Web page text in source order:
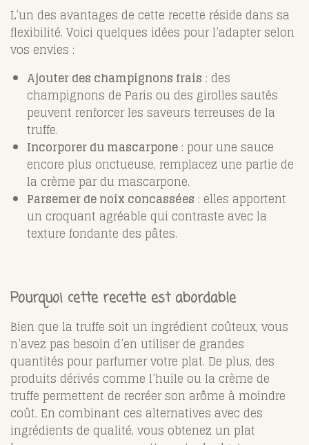
L’un des avantages de cette recette réside dans sa
flexibilité. Voici quelques idées pour l’adapter selon
vos envies :
Ajouter des champignons frais : des
champignons de Paris ou des girolles sautés
peuvent renforcer les saveurs terreuses de la
truffe.
Incorporer du mascarpone : pour une sauce
encore plus onctueuse, remplacez une partie de
la crème par du mascarpone.
Parsemer de noix concassées : elles apportent
un croquant agréable qui contraste avec la
texture fondante des pâtes.
Pourquoi cette recette est abordable
Bien que la truffe soit un ingrédient coûteux, vous
n’avez pas besoin d’en utiliser de grandes
quantités pour parfumer votre plat. De plus, des
produits dérivés comme l’huile ou la crème de
truffe permettent de recréer son arôme à moindre
coût. En combinant ces alternatives avec des
ingrédients de qualité, vous obtenez un plat